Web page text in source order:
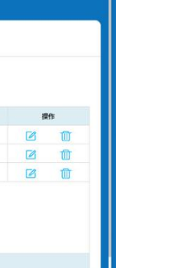
腾越LXSF电子远传智能水表